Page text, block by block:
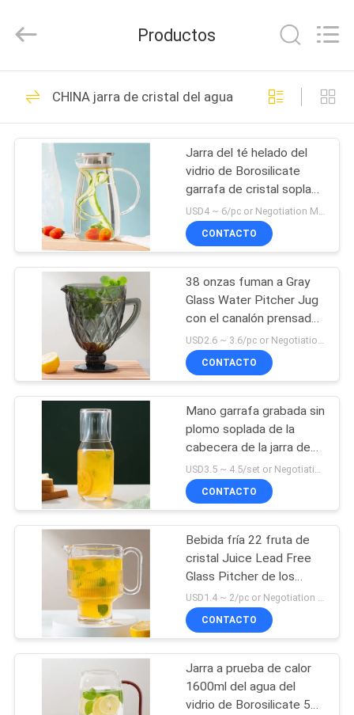
HOGAR
PRODUCTOS
VIDEOS
SOBRE
NOSOTROS
FÁBRICA
CONTROL
CALIDAD
ÉNTRENOS
CONTACTO
HOME
PRODUCTS
All
Reserved.
Tazas de
consumición de
cristal
43
Vidrio de
consumición doble
de la pared
25
Cubiletes de
consumición de
cristal
Candelero de cristal
del color
31
Productos
CHINA jarra de cristal del agua
Jarra del té helado del
vidrio de Borosilicate
garrafa de cristal soplada
de la mano clara de 50
onzas con la tapa
USD4 ~ 6/pc or Negotiation MOQ:3000 PC
CONTACTO
38 onzas fuman a Gray
Glass Water Pitcher Jug
con el canalón prensado
a máquina
CONTACTO
Mano garrafa grabada sin
plomo soplada de la
cabecera de la jarra de
cristal del agua de 30
onzas con la taza
CONTACTO
Bebida fría 22 fruta de
cristal Juice Lead Free
Glass Pitcher de los
jarros 625ml del té
helado de la onza
USD1.4 ~ 2/pc or Negotiation MOQ:20000 PCS
CONTACTO
Jarra a prueba de calor
1600ml del agua del
vidrio de Borosilicate 56